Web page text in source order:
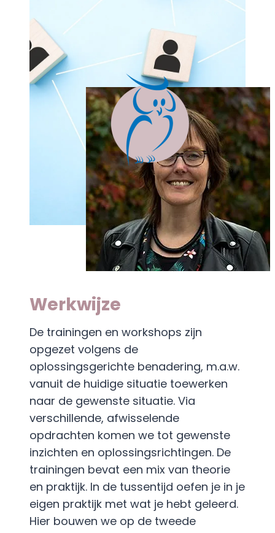
Werkwijze
De trainingen en workshops zijn
opgezet volgens de
oplossingsgerichte benadering, m.a.w.
vanuit de huidige situatie toewerken
naar de gewenste situatie. Via
verschillende, afwisselende
opdrachten komen we tot gewenste
inzichten en oplossingsrichtingen. De
trainingen bevat een mix van theorie
en praktijk. In de tussentijd oefen je in je
eigen praktijk met wat je hebt geleerd.
Hier bouwen we op de tweede